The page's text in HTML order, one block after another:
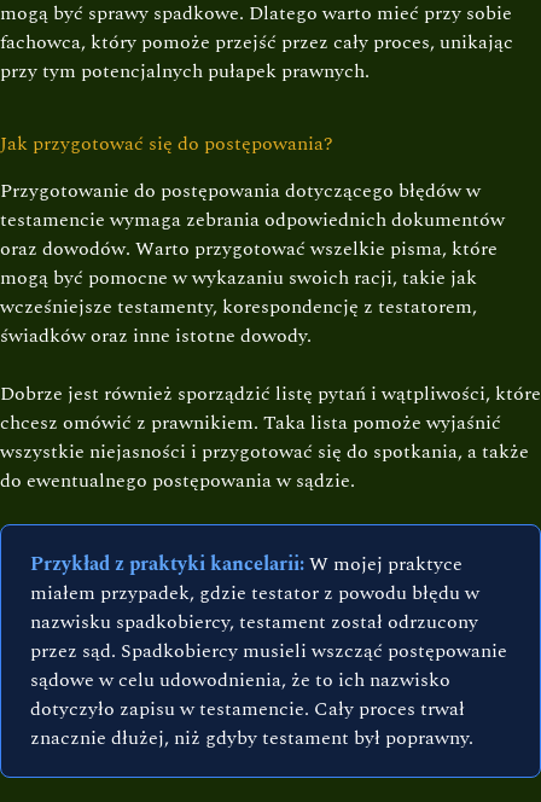
mogą być sprawy spadkowe. Dlatego warto mieć przy sobie
fachowca, który pomoże przejść przez cały proces, unikając
przy tym potencjalnych pułapek prawnych.
Jak przygotować się do postępowania?
Przygotowanie do postępowania dotyczącego błędów w
testamencie wymaga zebrania odpowiednich dokumentów
oraz dowodów. Warto przygotować wszelkie pisma, które
mogą być pomocne w wykazaniu swoich racji, takie jak
wcześniejsze testamenty, korespondencję z testatorem,
świadków oraz inne istotne dowody.
Dobrze jest również sporządzić listę pytań i wątpliwości, które
chcesz omówić z prawnikiem. Taka lista pomoże wyjaśnić
wszystkie niejasności i przygotować się do spotkania, a także
do ewentualnego postępowania w sądzie.
Przykład z praktyki kancelarii:W mojej praktyce
miałem przypadek, gdzie testator z powodu błędu w
nazwisku spadkobiercy, testament został odrzucony
przez sąd. Spadkobiercy musieli wszcząć postępowanie
sądowe w celu udowodnienia, że to ich nazwisko
dotyczyło zapisu w testamencie. Cały proces trwał
znacznie dłużej, niż gdyby testament był poprawny.